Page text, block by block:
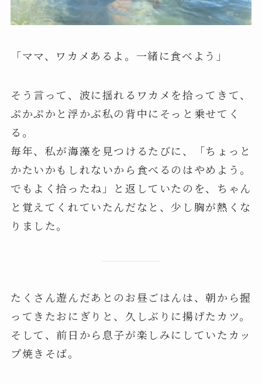
「ママ、ワカメあるよ。一緒に食べよう」
そう言って、波に揺れるワカメを拾ってきて、
ぷかぷかと浮かぶ私の背中にそっと乗せてく
る。
毎年、私が海藻を見つけるたびに、「ちょっと
かたいかもしれないから食べるのはやめよう。
でもよく拾ったね」と返していたのを、ちゃん
と覚えてくれていたんだなと、少し胸が熱くな
りました。
たくさん遊んだあとのお昼ごはんは、朝から握
ってきたおにぎりと、久しぶりに揚げたカツ。
そして、前日から息子が楽しみにしていたカッ
プ焼きそば。